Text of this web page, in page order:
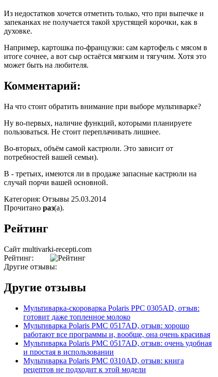
Из недостатков хочется отметить только, что при выпечке и
запеканках не получается такой хрустящей корочки, как в
духовке.
Например, картошка по-французки: сам картофель с мясом в
итоге сочнее, а вот сыр остаётся мягким и тягучим. Хотя это
может быть на любителя.
Комментарий:
На что стоит обратить внимание при выборе мультиварке?
Ну во-первых, наличие функций, которыми планируете
пользоваться. Не стоит переплачивать лишнее.
Во-вторых, объём самой кастрюли. Это зависит от
потребностей вашей семьи).
В - третьих, имеются ли в продаже запасные кастрюли на
случай порчи вашей основной.
Категория: Отзывы 25.03.2014
Прочитано раз(a).
Рейтинг
Сайт multivarki-recepti.com
Рейтинг:
Другие отзывы:
Другие отзывы
Мультиварка-скороварка Polaris PPC 0305AD, отзыв:
готовит даже топленное молоко
Мультиварка Polaris PMC 0517AD, отзыв: хорошо
работают все программы и, вообще, она очень красивая
Мультиварка Polaris PMC 0517AD, отзыв: очень удобная
и простая в использовании
Мультиварка Polaris PMC 0310AD, отзыв: книга
рецептов не подходит к этой модели